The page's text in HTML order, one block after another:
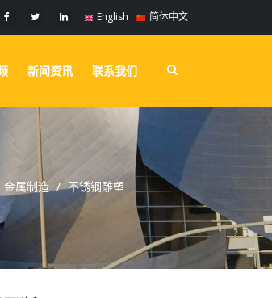
English 简体中文
新闻资讯 联系我们
金属制造
不锈钢雕塑